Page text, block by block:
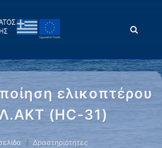
ελικοπτέρου
(HC-31)
Δραστηριότητες